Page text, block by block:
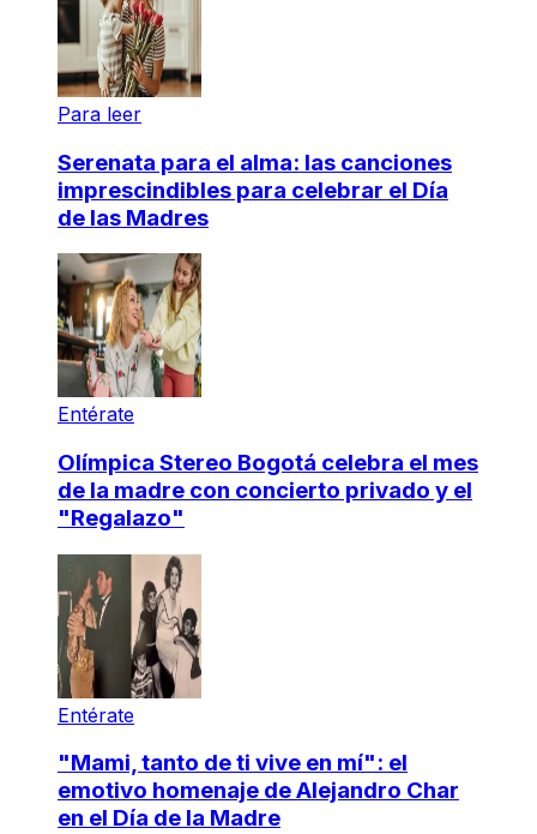
Para leer
Serenata para el alma: las canciones
imprescindibles para celebrar el Día
de las Madres
Entérate
Olímpica Stereo Bogotá celebra el mes
de la madre con concierto privado y el
"Regalazo"
Entérate
"Mami, tanto de ti vive en mí": el
emotivo homenaje de Alejandro Char
en el Día de la Madre